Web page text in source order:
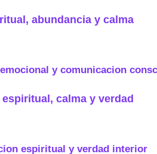
abundancia y calma
calma y verdad